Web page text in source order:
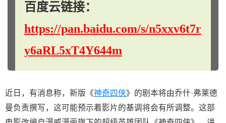
百度云链接：
https://pan.baidu.com/s/n5xxv6t7r
y6aRL5xT4Y644m
近日，有消息称，新版《神奇四侠》的剧本将由乔什·弗莱德
曼负责撰写，这可能预示着影片的基调将会有所调整。这部